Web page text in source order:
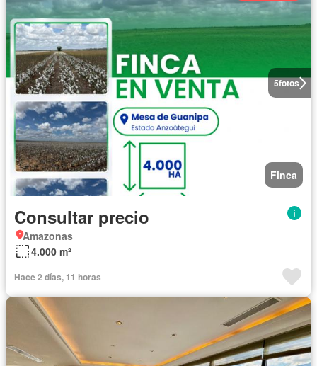
5fotos
Finca
Consultar precio
Amazonas
4.000 m²
Hace 2 días, 11 horas